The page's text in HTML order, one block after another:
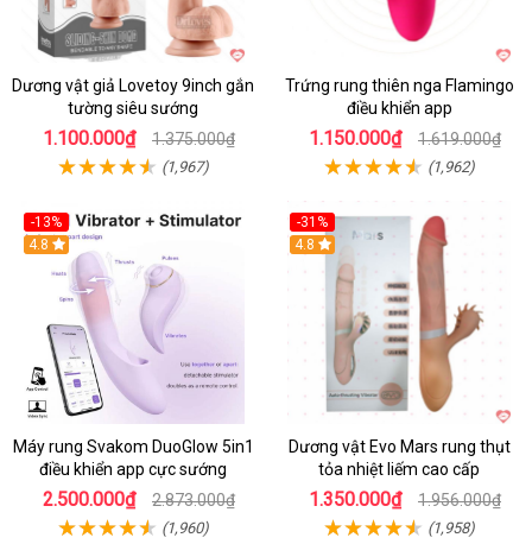
Dương vật giả Lovetoy 9inch gắn
tường siêu sướng
1.100.000₫ 1.375.000₫
(1,967)
Trứng rung thiên nga Flamingo
điều khiển app
1.150.000₫ 1.619.000₫
(1,962)
-13%
4.8
Máy rung Svakom DuoGlow 5in1
điều khiển app cực sướng
2.500.000₫ 2.873.000₫
(1,960)
-31%
4.8
Dương vật Evo Mars rung thụt
tỏa nhiệt liếm cao cấp
1.350.000₫ 1.956.000₫
(1,958)